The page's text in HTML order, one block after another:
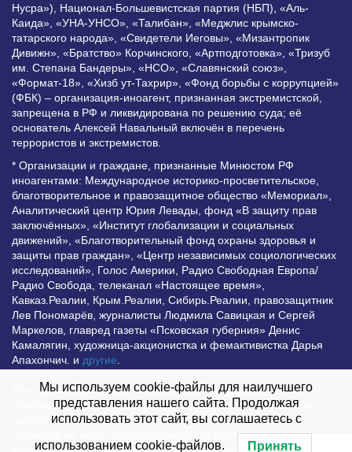
Нусра»), Национал-Большевистская партия (НБП), «Аль-
Каида», «УНА-УНСО», «Талибан», «Меджлис крымско-
татарского народа», «Свидетели Иеговы», «Мизантропик
Дивижн», «Братство» Корчинского, «Артподготовка», «Тризуб
им. Степана Бандеры», «НСО», «Славянский союз»,
«Формат-18», «Хизб ут-Тахрир», «Фонд борьбы с коррупцией»
(ФБК) – организация-иноагент, признанная экстремистской,
запрещена в РФ и ликвидирована по решению суда; её
основатель Алексей Навальный включён в перечень
террористов и экстремистов.
* Организации и граждане, признанные Минюстом РФ
иноагентами: Международное историко-просветительское,
благотворительное и правозащитное общество «Мемориал»,
Аналитический центр Юрия Левады, фонд «В защиту прав
заключённых», «Институт глобализации и социальных
движений», «Благотворительный фонд охраны здоровья и
защиты прав граждан», «Центр независимых социологических
исследований», Голос Америки, Радио Свободная Европа/
Радио Свобода, телеканал «Настоящее время»,
Кавказ.Реалии, Крым.Реалии, Сибирь.Реалии, правозащитник
Лев Пономарёв, журналисты Людмила Савицкая и Сергей
Маркелов, главред газеты «Псковская губерния» Денис
Камалягин, художница-акционистка и фемактивистка Дарья
Апахончич. и другие
Все права защищены и охраняются законом. Любое
использование материалов сайта допустимо при условии
наличия активной гиперссылки на Vesti.UZ.
Редакция не несет ответственности за достоверность
Мы используем cookie-файлы для наилучшего
представления нашего сайта. Продолжая
использовать этот сайт, вы соглашаетесь с
использованием cookie-файлов. Принять